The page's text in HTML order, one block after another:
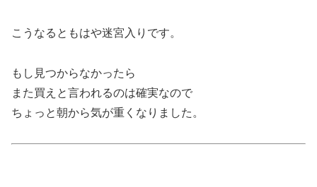
こうなるともはや迷宮入りです。
もし見つからなかったら
また買えと言われるのは確実なので
ちょっと朝から気が重くなりました。